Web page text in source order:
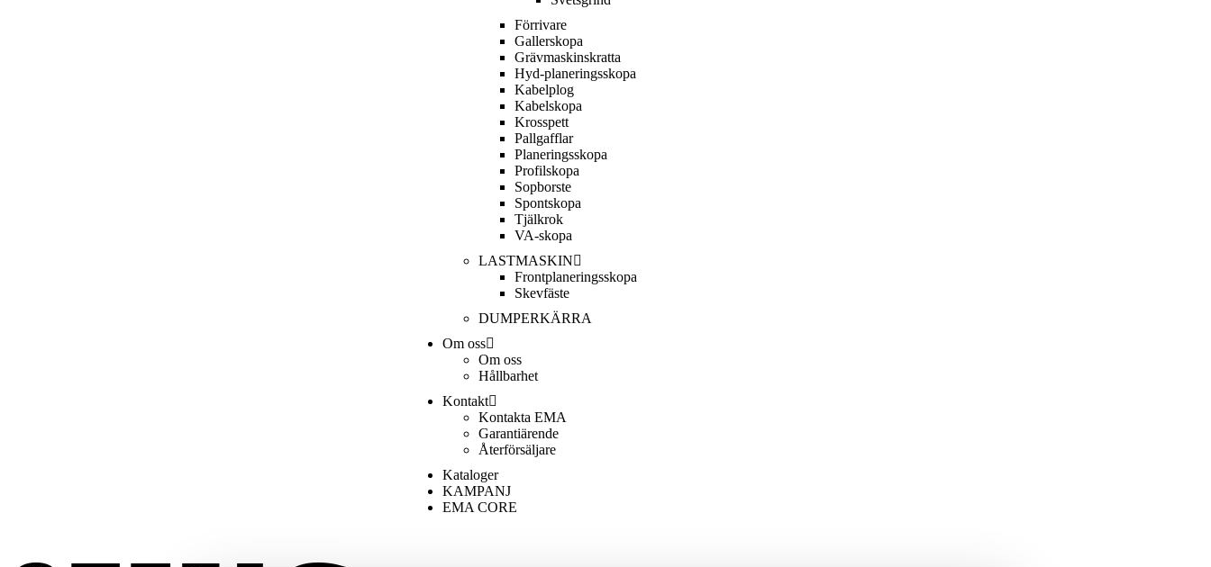
Förrivare
Galler­skopa
Gräv­maskins­kratta
Hyd­-planerings­skopa
Kabel­plog
Kabel­skopa
Kros­spett
Pallgafflar
Planerings­skopa
Profil­skopa
Sop­borste
Spont­skopa
Tjäl­krok
VA­-skopa
LAST­MASKIN
Front­planerings­skopa
Skev­fäste
DUMPER­KÄRRA
Om oss
Om oss
Hållbarhet
Kontakt
Kontakta EMA
Garantiärende
Återförsäljare
Kataloger
KAMPANJ
EMA CORE